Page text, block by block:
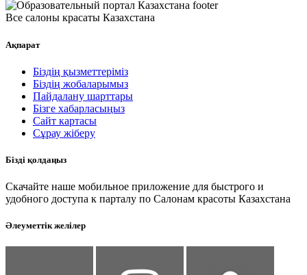
Все салоны красаты Казахстана
Ақпарат
Біздің қызметтеріміз
Біздің жобаларымыз
Пайдалану шарттары
Бізге хабарласыңыз
Сайт картасы
Сұрау жіберу
Бізді қолдаңыз
Скачайте наше мобильное приложение для быстрого и
удобного доступа к парталу по Салонам красоты Казахстана
Әлеуметтік желілер